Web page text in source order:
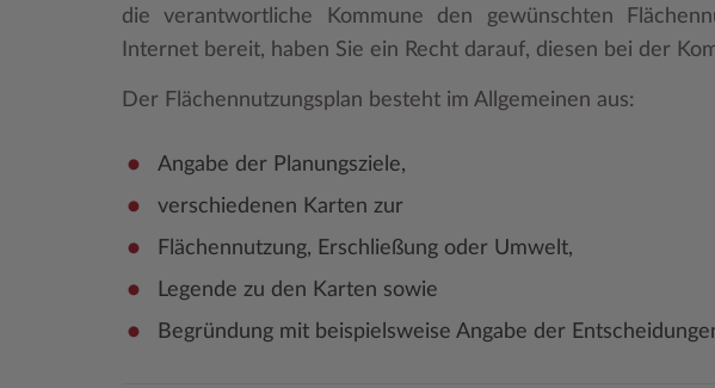
die verantwortliche Kommune den gewünschten
Internet bereit, haben Sie ein Recht darauf, diesen bei der
Der Flächennutzungsplan besteht im Allgemeinen aus:
Angabe der Planungsziele,
verschiedenen Karten zur
Flächennutzung, Erschließung oder Umwelt,
Legende zu den Karten sowie
Begründung mit beispielsweise Angabe der